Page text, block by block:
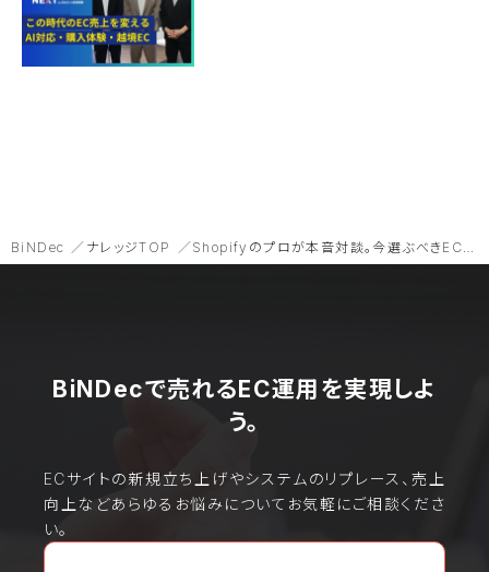
BiNDec ナレッジTOP Shopifyのプロが本音対談。今選ぶべきECプラットフォームとその理由｜世界へボカン×WEBLIFE
BiNDecで売れるEC運用を実現しよ
う。
ECサイトの新規立ち上げやシステムのリプレース、売上
向上などあらゆるお悩みについてお気軽にご相談くださ
い。